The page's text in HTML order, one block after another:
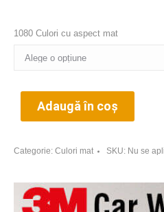
1080 Culori cu aspect mat
Adaugă în coș
Categorie: Culori mat SKU: Nu se